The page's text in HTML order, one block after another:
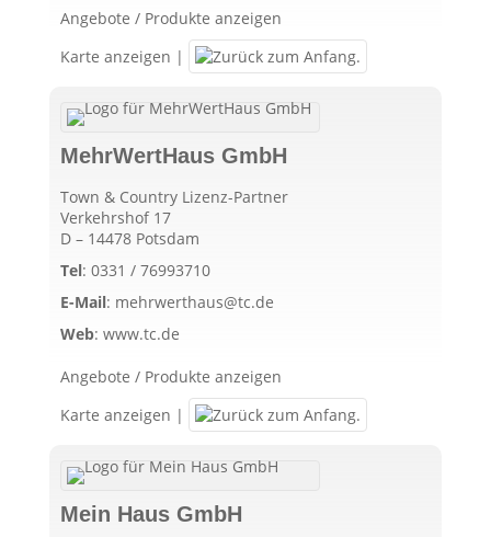
Angebote / Produkte anzeigen
Karte anzeigen |
MehrWertHaus GmbH
Town & Country Lizenz-Partner
Verkehrshof 17
D – 14478 Potsdam
Tel: 0331 / 76993710
E-Mail: mehrwerthaus@tc.de
Web: www.tc.de
Angebote / Produkte anzeigen
Karte anzeigen |
Mein Haus GmbH